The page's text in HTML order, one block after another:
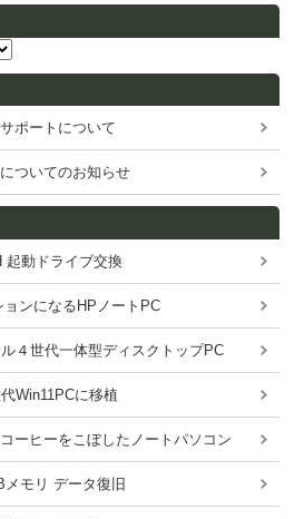
ポートについて
ついてのお知らせ
起動ドライブ交換
ンになるHPノートPC
４世代一体型ディスクトップPC
Win11PCに移植
ーヒーをこぼしたノートパソコン
モリ データ復旧